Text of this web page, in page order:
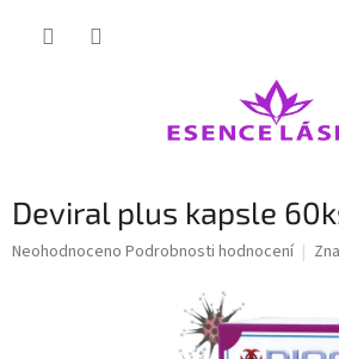
Deviral plus kapsle
Průměrné
Neohodnoceno Podrobnosti hodnocení